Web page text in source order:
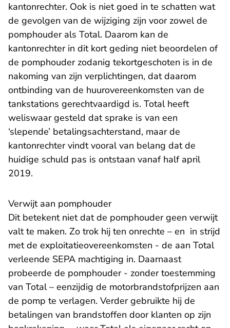
kantonrechter. Ook is niet goed in te schatten wat
de gevolgen van de wijziging zijn voor zowel de
pomphouder als Total. Daarom kan de
kantonrechter in dit kort geding niet beoordelen of
de pomphouder zodanig tekortgeschoten is in de
nakoming van zijn verplichtingen, dat daarom
ontbinding van de huurovereenkomsten van de
tankstations gerechtvaardigd is. Total heeft
weliswaar gesteld dat sprake is van een
‘slepende’ betalingsachterstand, maar de
kantonrechter vindt vooral van belang dat de
huidige schuld pas is ontstaan vanaf half april
2019.
Verwijt aan pomphouder
Dit betekent niet dat de pomphouder geen verwijt
valt te maken. Zo trok hij ten onrechte – en in strijd
met de exploitatieovereenkomsten - de aan Total
verleende SEPA machtiging in. Daarnaast
probeerde de pomphouder - zonder toestemming
van Total – eenzijdig de motorbrandstofprijzen aan
de pomp te verlagen. Verder gebruikte hij de
betalingen van brandstoffen door klanten op zijn